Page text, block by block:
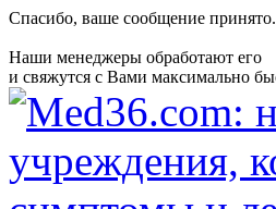
Спасибо, ваше сообщение принято.
Наши менеджеры обработают его
и свяжутся с Вами максимально